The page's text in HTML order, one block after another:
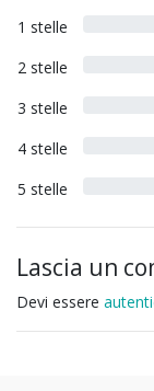
1 stelle
2 stelle
3 stelle
4 stelle
5 stelle
Lascia un
Devi essere